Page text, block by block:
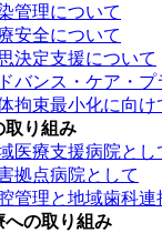
管理について
安全について
決定支援について
バンス・ケア・プ
拘束最小化に向け
取り組み
医療支援病院とし
拠点病院として
管理と地域歯科連
への取り組み